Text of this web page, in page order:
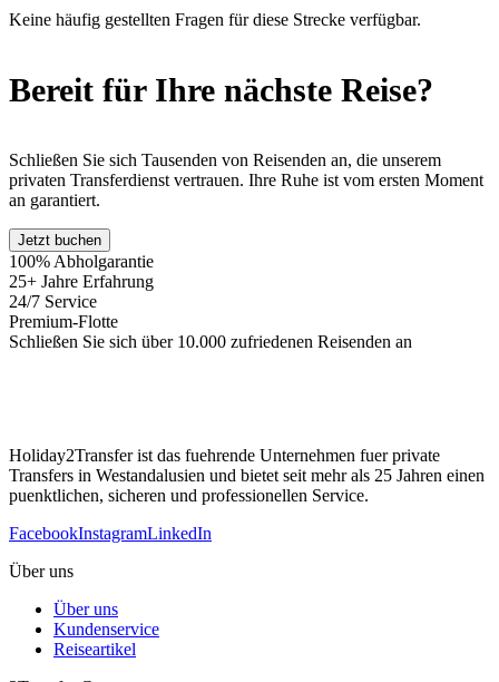
Keine häufig gestellten Fragen für diese Strecke verfügbar.
Bereit für Ihre nächste Reise?
Schließen Sie sich Tausenden von Reisenden an, die unserem
privaten Transferdienst vertrauen. Ihre Ruhe ist vom ersten Moment
an garantiert.
Jetzt buchen
100% Abholgarantie
25+ Jahre Erfahrung
24/7 Service
Premium-Flotte
Schließen Sie sich über 10.000 zufriedenen Reisenden an
Holiday2Transfer ist das fuehrende Unternehmen fuer private
Transfers in Westandalusien und bietet seit mehr als 25 Jahren einen
puenktlichen, sicheren und professionellen Service.
FacebookInstagramLinkedIn
Über uns
Über uns
Kundenservice
Reiseartikel